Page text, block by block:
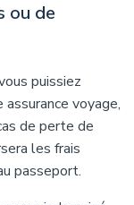
ou de
puissiez
voyage,
de perte de
les frais
passeport.